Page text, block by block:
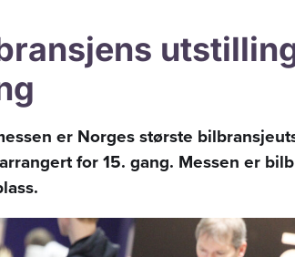
er Norges største
for 15. gang. Messen er